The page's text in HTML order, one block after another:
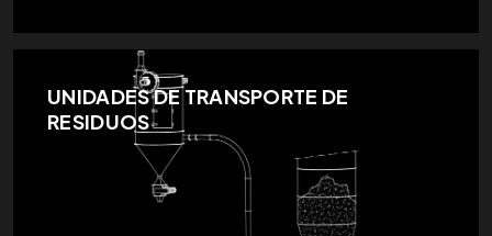
UNIDADES DE TRANSPORTE DE
RESIDUOS